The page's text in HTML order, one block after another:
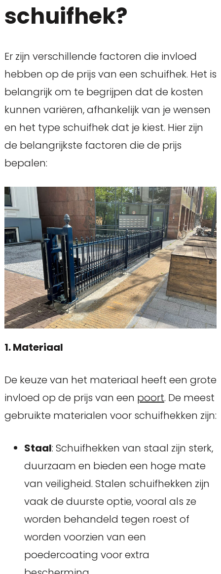
schuifhek?
Er zijn verschillende factoren die invloed
hebben op de prijs van een schuifhek. Het is
belangrijk om te begrijpen dat de kosten
kunnen variëren, afhankelijk van je wensen
en het type schuifhek dat je kiest. Hier zijn
de belangrijkste factoren die de prijs
bepalen:
1. Materiaal
De keuze van het materiaal heeft een grote
invloed op de prijs van een poort. De meest
gebruikte materialen voor schuifhekken zijn:
Staal: Schuifhekken van staal zijn sterk,
duurzaam en bieden een hoge mate
van veiligheid. Stalen schuifhekken zijn
vaak de duurste optie, vooral als ze
worden behandeld tegen roest of
worden voorzien van een
poedercoating voor extra